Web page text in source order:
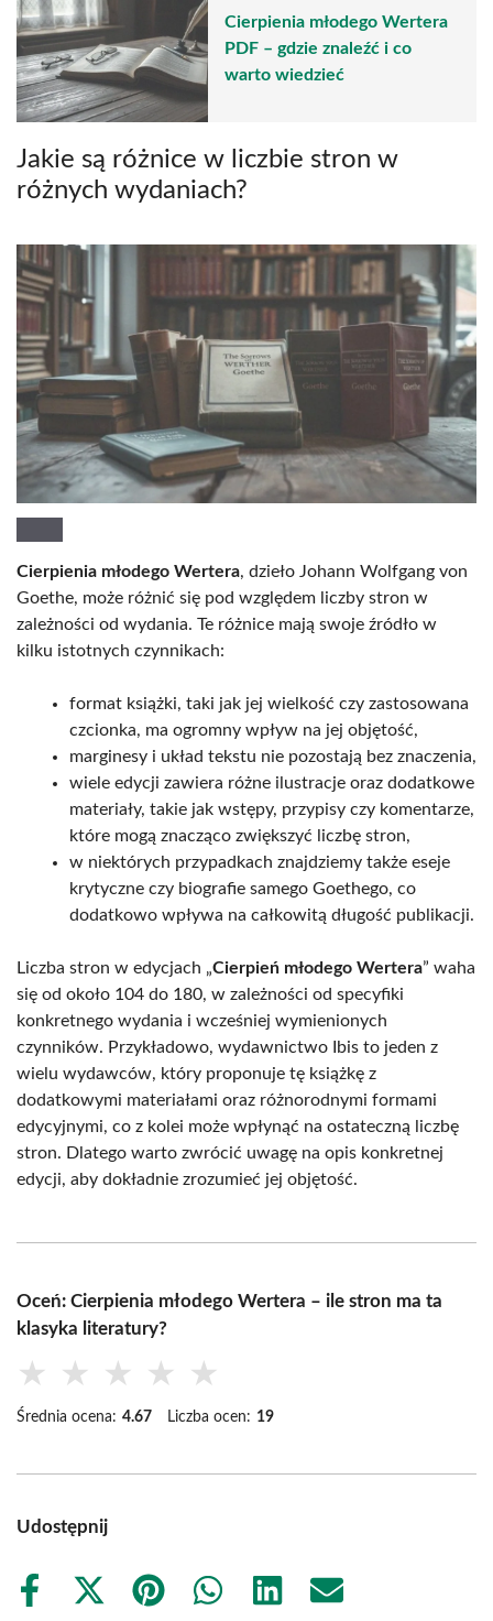
Cierpienia młodego Wertera
PDF – gdzie znaleźć i co
warto wiedzieć
Jakie są różnice w liczbie stron w
różnych wydaniach?
Cierpienia młodego Wertera, dzieło Johann Wolfgang von
Goethe, może różnić się pod względem liczby stron w
zależności od wydania. Te różnice mają swoje źródło w
kilku istotnych czynnikach:
format książki, taki jak jej wielkość czy zastosowana
czcionka, ma ogromny wpływ na jej objętość,
marginesy i układ tekstu nie pozostają bez znaczenia,
wiele edycji zawiera różne ilustracje oraz dodatkowe
materiały, takie jak wstępy, przypisy czy komentarze,
które mogą znacząco zwiększyć liczbę stron,
w niektórych przypadkach znajdziemy także eseje
krytyczne czy biografie samego Goethego, co
dodatkowo wpływa na całkowitą długość publikacji.
Liczba stron w edycjach „Cierpień młodego Wertera” waha
się od około 104 do 180, w zależności od specyfiki
konkretnego wydania i wcześniej wymienionych
czynników. Przykładowo, wydawnictwo Ibis to jeden z
wielu wydawców, który proponuje tę książkę z
dodatkowymi materiałami oraz różnorodnymi formami
edycyjnymi, co z kolei może wpłynąć na ostateczną liczbę
stron. Dlatego warto zwrócić uwagę na opis konkretnej
edycji, aby dokładnie zrozumieć jej objętość.
Oceń: Cierpienia młodego Wertera – ile stron ma ta
klasyka literatury?
★ ★ ★ ★ ★
Średnia ocena: 4.67 Liczba ocen: 19
Udostępnij
Share
Share
Share
Share
Share
Share